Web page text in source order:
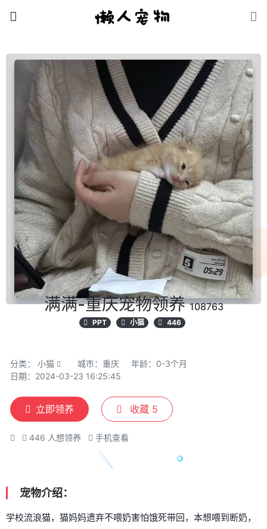
满满-重庆宠物领养108763
PPT 小猫 446
分类： 小猫 城市：重庆
年龄：0-3个月
日期：2024-03-23 16:25:45
立即领养 收藏 5
446 人想领养 手机查看
宠物介绍：
学校流浪猫，猫妈妈遗弃不喂奶害怕饿死带回，本想喂到断奶，